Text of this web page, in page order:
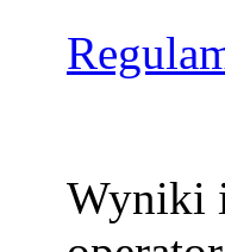
Wyniki